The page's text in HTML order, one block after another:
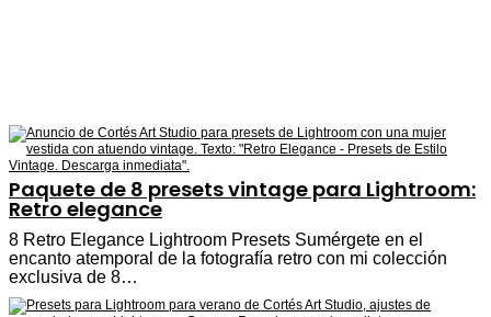
Paquete de 8 presets vintage para Lightroom:
Retro elegance
8 Retro Elegance Lightroom Presets Sumérgete en el
encanto atemporal de la fotografía retro con mi colección
exclusiva de 8…